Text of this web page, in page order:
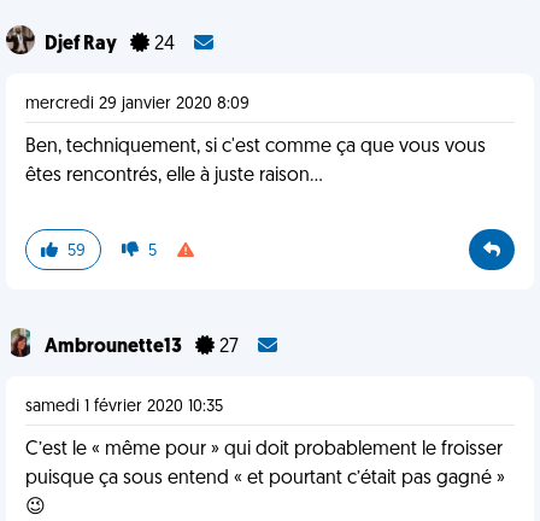
Djef Ray 24
mercredi 29 janvier 2020 8:09
Ben, techniquement, si c'est comme ça que vous vous
êtes rencontrés, elle à juste raison...
59 5
Ambrounette13 27
samedi 1 février 2020 10:35
C’est le « même pour » qui doit probablement le froisser
puisque ça sous entend « et pourtant c’était pas gagné »
😉